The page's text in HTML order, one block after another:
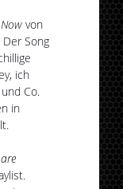
von
Song
ich
Co.
in